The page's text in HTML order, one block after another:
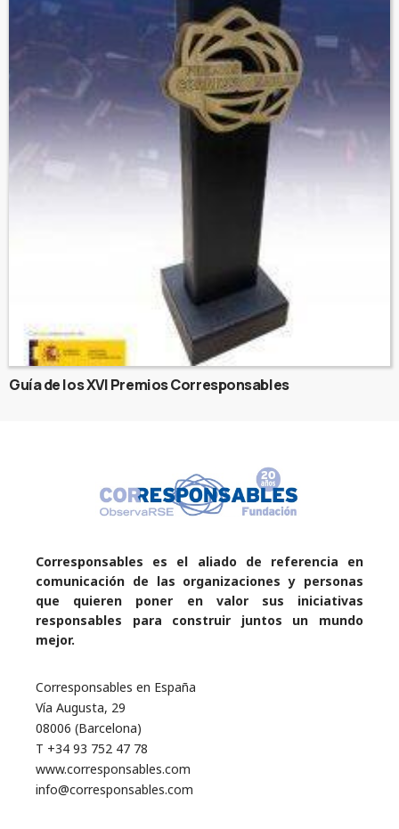
Guía de los XVI Premios Corresponsables
Corresponsables es el aliado de referencia en
comunicación de las organizaciones y personas
que quieren poner en valor sus iniciativas
responsables para construir juntos un mundo
mejor.
Corresponsables en España
Vía Augusta, 29
08006 (Barcelona)
T +34 93 752 47 78
www.corresponsables.com
info@corresponsables.com